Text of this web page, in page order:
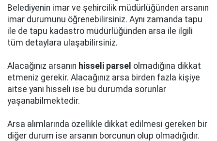
Belediyenin imar ve şehircilik müdürlüğünden arsanın
imar durumunu öğrenebilirsiniz. Aynı zamanda tapu
ile de tapu kadastro müdürlüğünden arsa ile ilgili
tüm detaylara ulaşabilirsiniz.
Alacağınız arsanın hisseli parsel olmadığına dikkat
etmeniz gerekir. Alacağınız arsa birden fazla kişiye
aitse yani hisseli ise bu durumda sorunlar
yaşanabilmektedir.
Arsa alımlarında özellikle dikkat edilmesi gereken bir
diğer durum ise arsanın borcunun olup olmadığıdır.